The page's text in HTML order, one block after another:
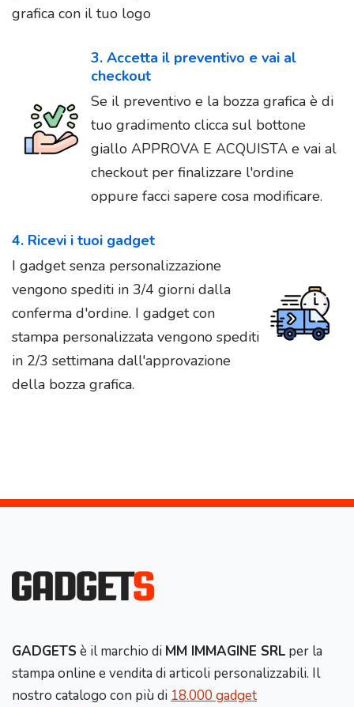
grafica con il tuo logo
3. Accetta il preventivo e vai al
checkout
Se il preventivo e la bozza grafica è di
tuo gradimento clicca sul bottone
giallo APPROVA E ACQUISTA e vai al
checkout per finalizzare l'ordine
oppure facci sapere cosa modificare.
4. Ricevi i tuoi gadget
I gadget senza personalizzazione
vengono spediti in 3/4 giorni dalla
conferma d'ordine. I gadget con
stampa personalizzata vengono spediti
in 2/3 settimana dall'approvazione
della bozza grafica.
GADGETS è il marchio di MM IMMAGINE SRL per la
stampa online e vendita di articoli personalizzabili. Il
nostro catalogo con più di 18.000 gadget